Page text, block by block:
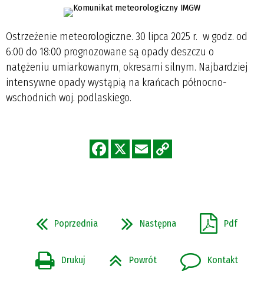
Ostrzeżenie meteorologiczne. 30 lipca 2025 r. w godz. od
6:00 do 18:00 prognozowane są opady deszczu o
natężeniu umiarkowanym, okresami silnym. Najbardziej
intensywne opady wystąpią na krańcach północno-
wschodnich woj. podlaskiego.
Poprzednia Następna Pdf
Drukuj Powrót Kontakt